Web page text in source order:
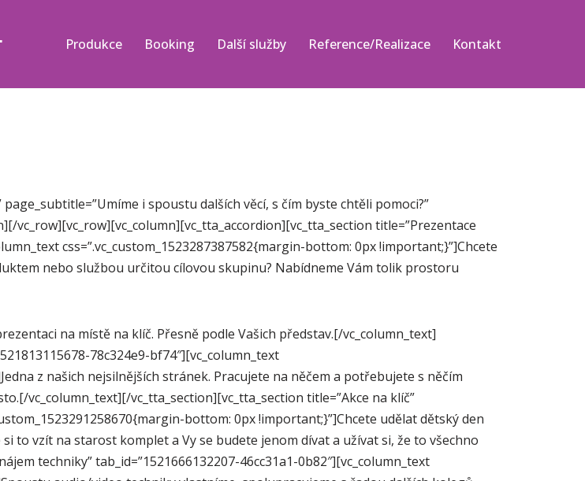
Produkce Booking Další služby Reference/Realizace Kontakt
i spoustu dalších věcí, s čím byste chtěli pomoci?”
vc_row][vc_row][vc_column][vc_tta_accordion][vc_tta_section title=”Prezentace
css=”.vc_custom_1523287387582{margin-bottom: 0px !important;}”]Chcete
nebo službou určitou cílovou skupinu? Nabídneme Vám tolik prostoru
na místě na klíč. Přesně podle Vašich představ.[/vc_column_text]
78c324e9-bf74″][vc_column_text
z našich nejsilnějších stránek. Pracujete na něčem a potřebujete s něčím
vc_column_text][/vc_tta_section][vc_tta_section title=”Akce na klíč”
bottom: 0px !important;}”]Chcete udělat dětský den
to vzít na starost komplet a Vy se budete jenom dívat a užívat si, že to všechno
techniky” tab_id=”1521666132207-46cc31a1-0b82″][vc_column_text